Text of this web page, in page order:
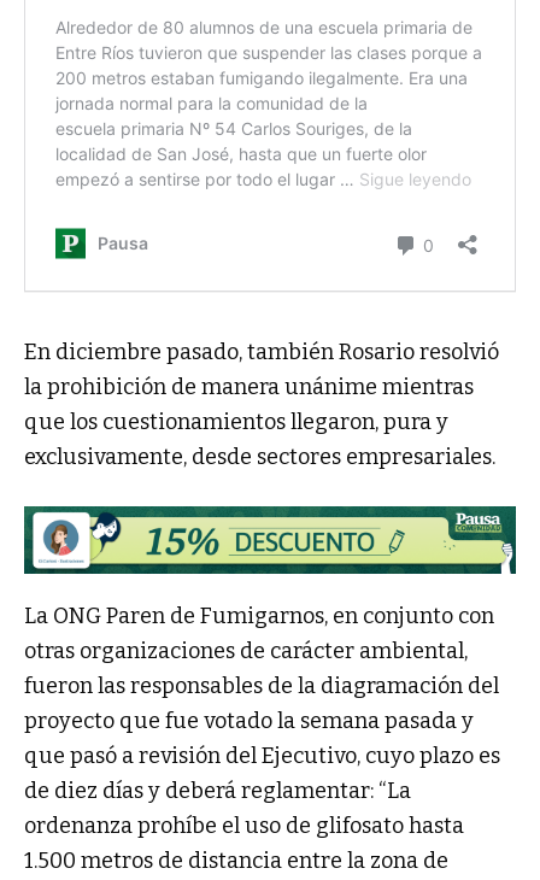
En diciembre pasado, también Rosario resolvió
la prohibición de manera unánime mientras
que los cuestionamientos llegaron, pura y
exclusivamente, desde sectores empresariales.
La ONG Paren de Fumigarnos, en conjunto con
otras organizaciones de carácter ambiental,
fueron las responsables de la diagramación del
proyecto que fue votado la semana pasada y
que pasó a revisión del Ejecutivo, cuyo plazo es
de diez días y deberá reglamentar: “La
ordenanza prohíbe el uso de glifosato hasta
1.500 metros de distancia entre la zona de